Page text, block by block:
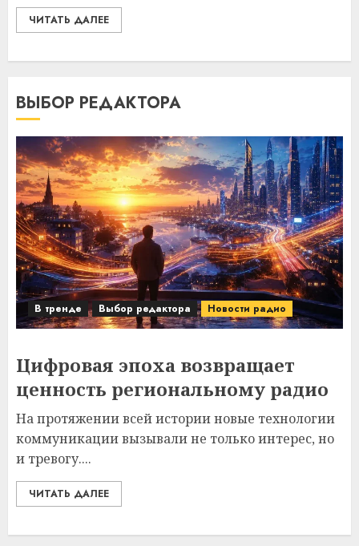
ЧИТАТЬ ДАЛЕЕ
ВЫБОР РЕДАКТОРА
В тренде Выбор редактора Новости радио
Цифровая эпоха возвращает
ценность региональному радио
На протяжении всей истории новые технологии
коммуникации вызывали не только интерес, но
и тревогу....
ЧИТАТЬ ДАЛЕЕ